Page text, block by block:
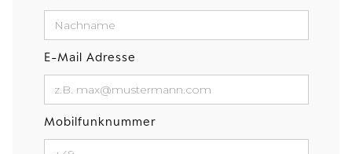
E-Mail Adresse
Mobilfunknummer